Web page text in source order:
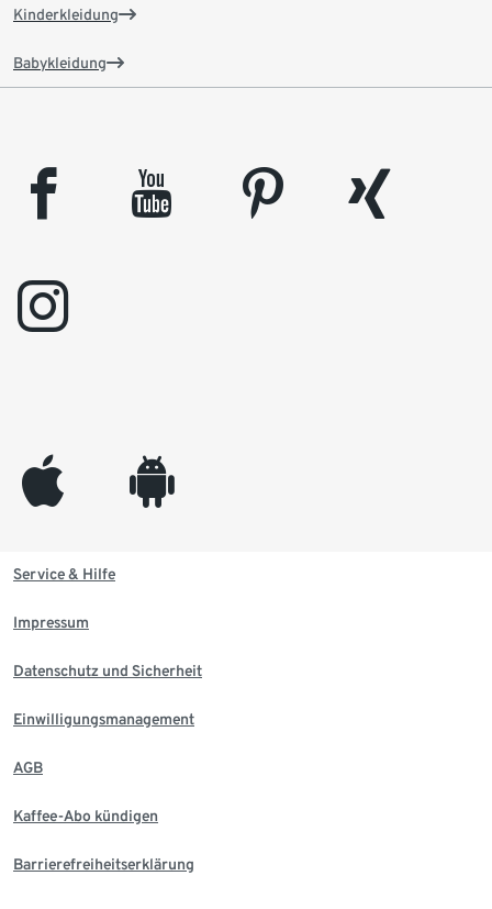
Kinderkleidung
Babykleidung
facebook youtube pinterest
xing
instagram
appleinc android
Service & Hilfe
Impressum
Datenschutz und Sicherheit
Einwilligungsmanagement
AGB
Kaffee-Abo kündigen
Barrierefreiheitserklärung